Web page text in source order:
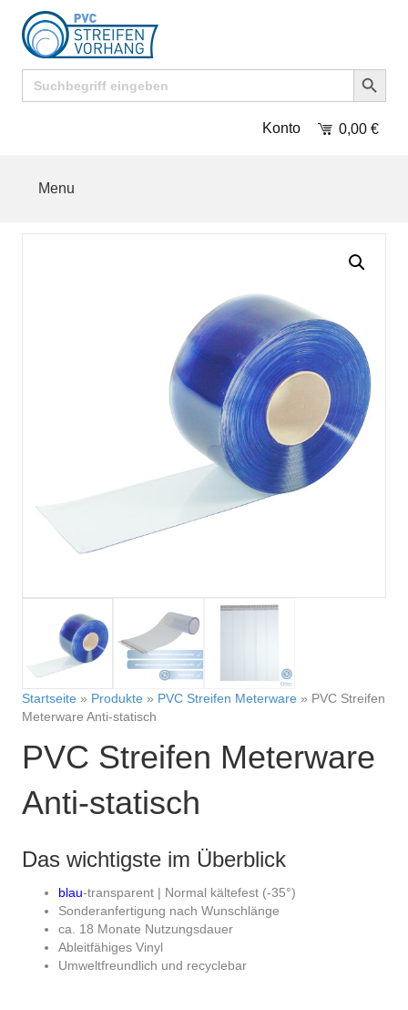
Search
for:
Search Button
Konto 0,00 €
Menu
Startseite » Produkte » PVC Streifen Meterware » PVC Streifen
Meterware Anti-statisch
PVC Streifen Meterware
Anti-statisch
Das wichtigste im Überblick
blau-transparent | Normal kältefest (-35°)
Sonderanfertigung nach Wunschlänge
ca. 18 Monate Nutzungsdauer
Ableitfähiges Vinyl
Umweltfreundlich und recyclebar